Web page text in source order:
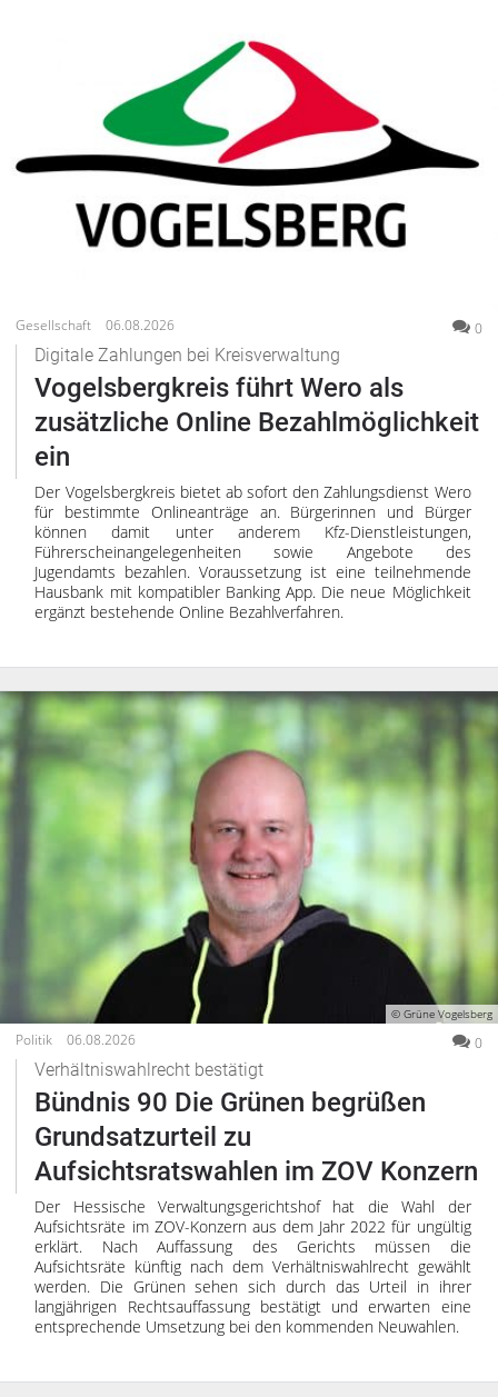
Gesellschaft 06.08.2026 0
Digitale Zahlungen bei Kreisverwaltung
Vogelsbergkreis führt Wero als
zusätzliche Online Bezahlmöglichkeit
ein
Der Vogelsbergkreis bietet ab sofort den Zahlungsdienst Wero
für bestimmte Onlineanträge an. Bürgerinnen und Bürger
können damit unter anderem Kfz-Dienstleistungen,
Führerscheinangelegenheiten sowie Angebote des
Jugendamts bezahlen. Voraussetzung ist eine teilnehmende
Hausbank mit kompatibler Banking App. Die neue Möglichkeit
ergänzt bestehende Online Bezahlverfahren.
© Grüne Vogelsberg
Politik 06.08.2026 0
Verhältniswahlrecht bestätigt
Bündnis 90 Die Grünen begrüßen
Grundsatzurteil zu
Aufsichtsratswahlen im ZOV Konzern
Der Hessische Verwaltungsgerichtshof hat die Wahl der
Aufsichtsräte im ZOV-Konzern aus dem Jahr 2022 für ungültig
erklärt. Nach Auffassung des Gerichts müssen die
Aufsichtsräte künftig nach dem Verhältniswahlrecht gewählt
werden. Die Grünen sehen sich durch das Urteil in ihrer
langjährigen Rechtsauffassung bestätigt und erwarten eine
entsprechende Umsetzung bei den kommenden Neuwahlen.